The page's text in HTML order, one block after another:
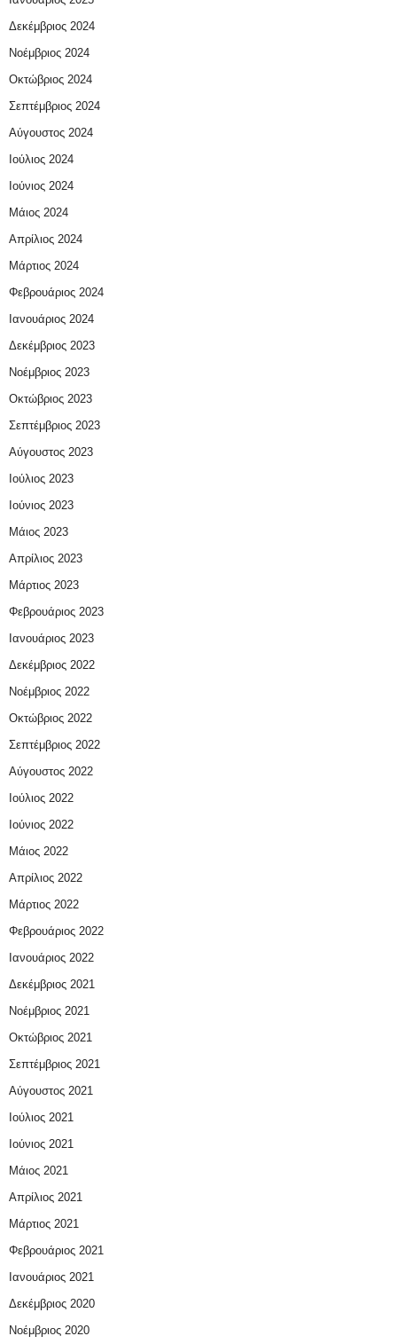
Δεκέμβριος 2024
Νοέμβριος 2024
Οκτώβριος 2024
Σεπτέμβριος 2024
Αύγουστος 2024
Ιούλιος 2024
Ιούνιος 2024
Μάιος 2024
Απρίλιος 2024
Μάρτιος 2024
Φεβρουάριος 2024
Ιανουάριος 2024
Δεκέμβριος 2023
Νοέμβριος 2023
Οκτώβριος 2023
Σεπτέμβριος 2023
Αύγουστος 2023
Ιούλιος 2023
Ιούνιος 2023
Μάιος 2023
Απρίλιος 2023
Μάρτιος 2023
Φεβρουάριος 2023
Ιανουάριος 2023
Δεκέμβριος 2022
Νοέμβριος 2022
Οκτώβριος 2022
Σεπτέμβριος 2022
Αύγουστος 2022
Ιούλιος 2022
Ιούνιος 2022
Μάιος 2022
Απρίλιος 2022
Μάρτιος 2022
Φεβρουάριος 2022
Ιανουάριος 2022
Δεκέμβριος 2021
Νοέμβριος 2021
Οκτώβριος 2021
Σεπτέμβριος 2021
Αύγουστος 2021
Ιούλιος 2021
Ιούνιος 2021
Μάιος 2021
Απρίλιος 2021
Μάρτιος 2021
Φεβρουάριος 2021
Ιανουάριος 2021
Δεκέμβριος 2020
Νοέμβριος 2020